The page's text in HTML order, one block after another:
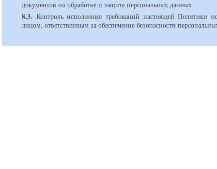
документов по обработке и защите персональных данных.
8.3. Контроль исполнения требований настоящей Политики
лицом, ответственным за обеспечение безопасности